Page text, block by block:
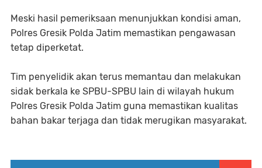
Meski hasil pemeriksaan menunjukkan kondisi aman,
Polres Gresik Polda Jatim memastikan pengawasan
tetap diperketat.
Tim penyelidik akan terus memantau dan melakukan
sidak berkala ke SPBU-SPBU lain di wilayah hukum
Polres Gresik Polda Jatim guna memastikan kualitas
bahan bakar terjaga dan tidak merugikan masyarakat.